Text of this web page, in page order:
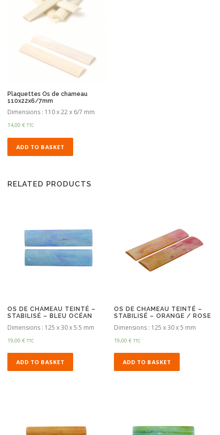
Plaquettes Os de chameau
110x22x6/7mm
Dimensions : 110 x 22 x 6/7 mm
14,00 € TTC
ADD TO BASKET
RELATED PRODUCTS
OS DE CHAMEAU TEINTÉ –
STABILISÉ – BLEU OCÉAN
Dimensions : 125 x 30 x 5.5 mm
19,00 € TTC
ADD TO BASKET
OS DE CHAMEAU TEINTÉ –
STABILISÉ – ORANGE / ROSE
Dimensions : 125 x 30 x 5 mm
19,00€ TTC
ADD TO BASKET